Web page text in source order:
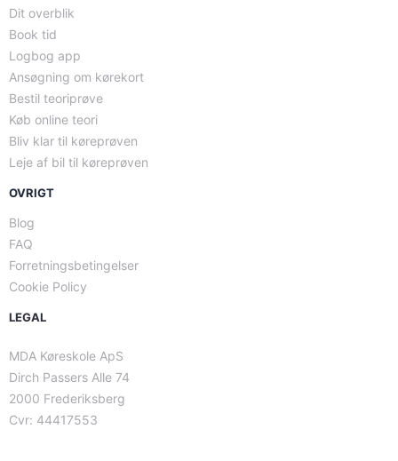
Dit overblik
Book tid
Logbog app
Ansøgning om kørekort
Bestil teoriprøve
Køb online teori
Bliv klar til køreprøven
Leje af bil til køreprøven
OVRIGT
Blog
FAQ
Forretningsbetingelser
Cookie Policy
LEGAL
MDA Køreskole ApS
Dirch Passers Alle 74
2000 Frederiksberg
Cvr: 44417553